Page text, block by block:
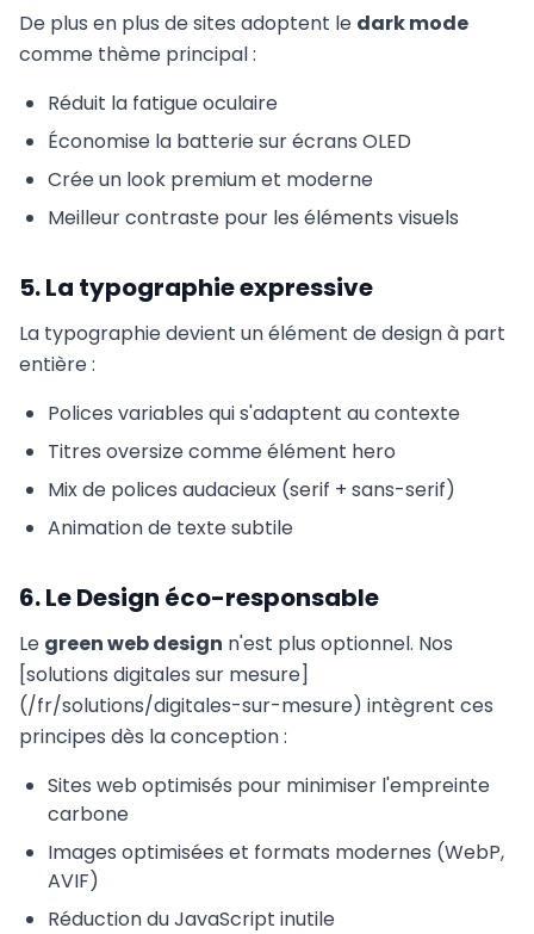
De plus en plus de sites adoptent le dark mode
comme thème principal :
Réduit la fatigue oculaire
Économise la batterie sur écrans OLED
Crée un look premium et moderne
Meilleur contraste pour les éléments visuels
5. La typographie expressive
La typographie devient un élément de design à part
entière :
Polices variables qui s'adaptent au contexte
Titres oversize comme élément hero
Mix de polices audacieux (serif + sans-serif)
Animation de texte subtile
6. Le Design éco-responsable
Le green web design n'est plus optionnel. Nos
[solutions digitales sur mesure]
(/fr/solutions/digitales-sur-mesure) intègrent ces
principes dès la conception :
Sites web optimisés pour minimiser l'empreinte
carbone
Images optimisées et formats modernes (WebP,
AVIF)
Réduction du JavaScript inutile